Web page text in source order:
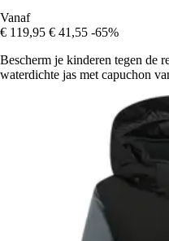
Vanaf
€ 119,95 € 41,55 -65%
Bescherm je kinderen tegen
waterdichte jas met capuchon